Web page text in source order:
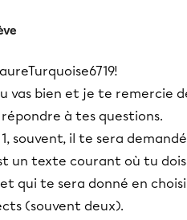
vas bien et je te remercie
à tes questions.
souvent, il te sera
un texte courant où tu
qui te sera donné en
(souvent deux).